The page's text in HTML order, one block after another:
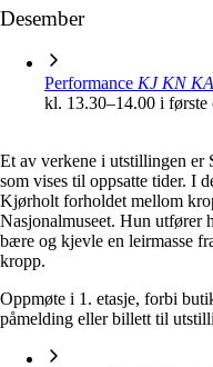
Desember
Performance KJ KN KA
kl. 13.30–14.00 i første
Et av verkene i utstillingen er
som vises til oppsatte tider. I
Kjørholt forholdet mellom
Nasjonalmuseet. Hun utfører
bære og kjevle en leirmasse
kropp.
Oppmøte i 1. etasje, forbi
påmelding eller billett til